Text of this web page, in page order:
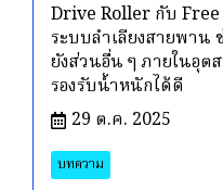
Drive Roller กับ
ระบบลำเลียงสายพา
ยังส่วนอื่น ๆ ภายในอุต
รองรับน้ำหนักได้ดี
29 ต.ค. 2025
บทความ